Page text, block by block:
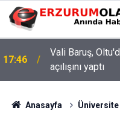
17:46
Vali Baruş,
açılışını yaptı
Anasayfa Üniversite